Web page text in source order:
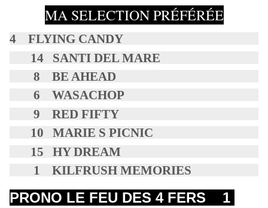
MA SELECTION PRÉFÉRÉE
4 FLYING CANDY
14 SANTI DEL MARE
8 BE AHEAD
6 WASACHOP
9 RED FIFTY
10 MARIE S PICNIC
15 HY DREAM
1 KILFRUSH MEMORIES
PRONO LE FEU DES 4 FERS 1